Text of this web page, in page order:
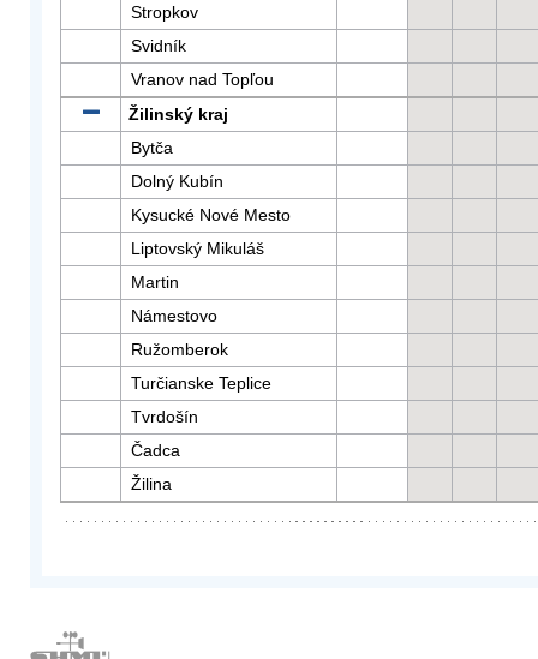
Stropkov
Svidník
Vranov nad Topľou
Žilinský kraj
Bytča
Dolný Kubín
Kysucké Nové Mesto
Liptovský Mikuláš
Martin
Námestovo
Ružomberok
Turčianske Teplice
Tvrdošín
Čadca
Žilina